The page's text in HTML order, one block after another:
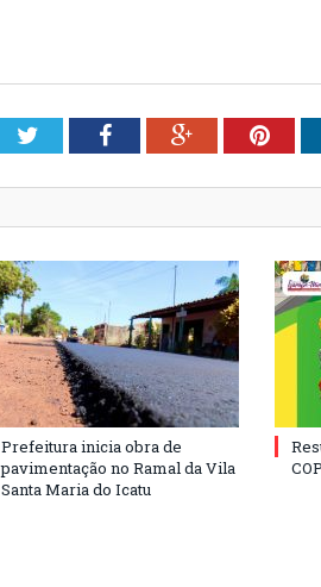
TwitterFacebookGoogle+
Prefeitura inicia obra de
pavimentação no Ramal da Vila
Santa Maria do Icatu